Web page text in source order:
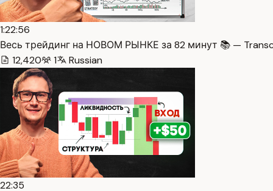
1:22:56
Весь трейдинг на НОВОМ РЫНКЕ за 82 минут 📚 —
12,420
1 Russian
22:35